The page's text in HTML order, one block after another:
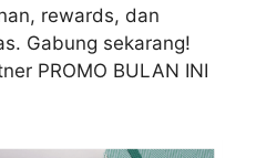
rewards, dan
Gabung sekarang!
PROMO BULAN INI